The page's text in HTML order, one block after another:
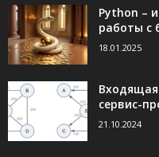
Python –
работы с
18.01.2025
сервис-
21.10.2024